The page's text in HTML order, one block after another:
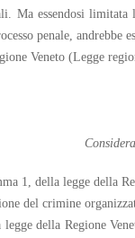
essendosi
penale, andrebbe
Veneto (Legge
1, della legge della
del crimine
della Regione